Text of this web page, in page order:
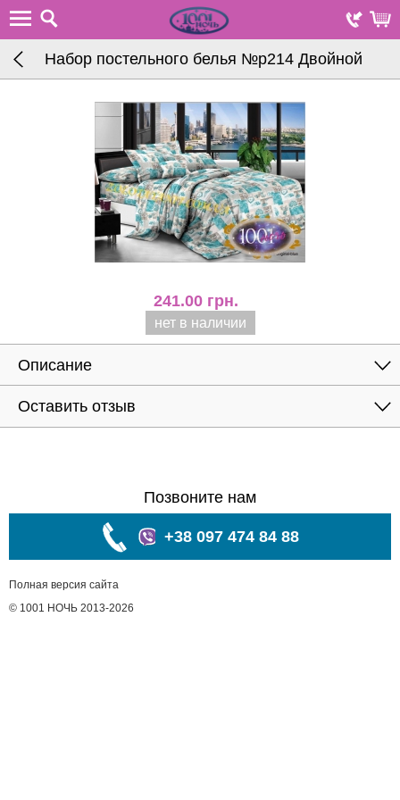
Набор постельного белья №р214 Двойной
241.00 грн.
нет в наличии
Описание
Оставить отзыв
Позвоните нам
+38 097 474 84 88
Полная версия сайта
© 1001 НОЧЬ 2013-2026